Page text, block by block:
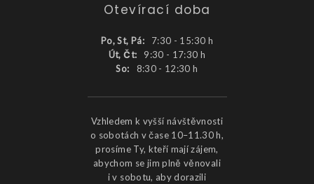
Otevírací doba
Po, St, Pá:
7:30 - 15:30 h
Út, Čt: 9:30 - 17:30 h
So: 8:30 - 12:30 h
Vzhledem k vyšší návštěvnosti
o sobotách v čase 10–11.30 h,
prosíme Ty, kteří mají zájem,
abychom se jim plně věnovali
i v sobotu, aby dorazili